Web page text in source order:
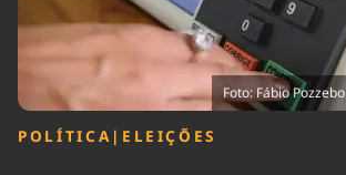
Foto: Fábio
POLÍTICA | ELEIÇÕES